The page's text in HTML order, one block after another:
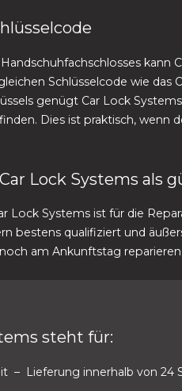
kann
Schlüsselcode wie das
genügt Car Lock
Dies ist praktisch, wenn
Lock Systems als
Lock Systems ist für die
bestens qualifiziert und
am Ankunftstag
steht für:
– Lieferung innerhalb von 24